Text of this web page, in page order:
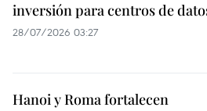
inversión para centros de
28/07/2026 03:27
Hanoi y Roma fortalecen